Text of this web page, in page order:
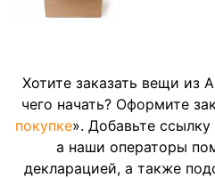
Хотите заказать вещи из
чего начать? Оформите
покупке». Добавьте
а наши операторы
декларацией, а также